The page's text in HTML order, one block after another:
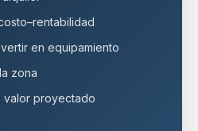
en equipamiento
zona
valor proyectado